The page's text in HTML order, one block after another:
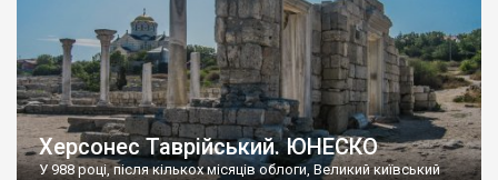
Херсонес Таврійський. ЮНЕСКО
У 988 році, після кількох місяців облоги, Великий київський